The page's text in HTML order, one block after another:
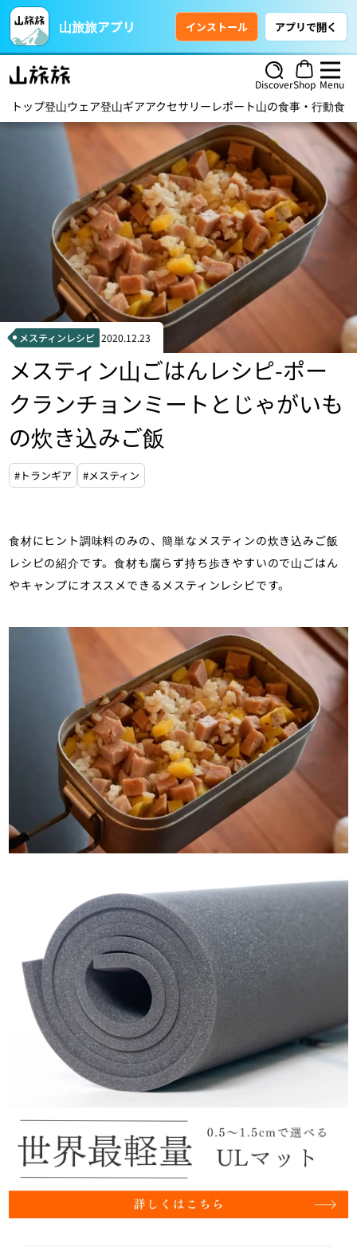
山旅旅アプリ インストール アプリで開く
DiscoverShop Menu
トップ登山ウェア登山ギアアクセサリー レポート山の食事・行動食
メスティンレシピ 2020.12.23
メスティン山ごはんレシピ-ポー
クランチョンミートとじゃがいも
の炊き込みご飯
#トランギア #メスティン
食材にヒント調味料のみの、簡単なメスティンの炊き込みご飯
レシピの紹介です。食材も腐らず持ち歩きやすいので山ごはん
やキャンプにオススメできるメスティンレシピです。